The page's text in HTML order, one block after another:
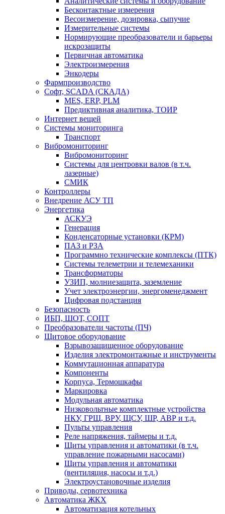
Бесконтактные измерения
Весоизмерение, дозировка, сыпучие
Измерительные системы
Нормирующие преобразователи и барьеры
искрозащиты
Первичная автоматика
Электроизмерения
Энкодеры
Фармпроизводство
Софт, SCADA (СКАДА)
MES, ERP, PLM
Предиктивная аналитика, ТОИР
Интернет вещей
Системы мониторинга
Транспорт
Вибромониторинг
Вибромониторинг
Системы для центровки валов (в т.ч.
лазерные)
СМИК
Контроллеры
Внедрение АСУ ТП
Энергетика
АСКУЭ
Генерация
Конденсаторные установки (КРМ)
ПАЗ и РЗА
Программно технические комплексы (ПТК)
Системы телеметрии и телемеханики
Трансформаторы
УЗИП, молниезащита, заземление
Учет электроэнергии, энергоменеджмент
Цифровая подстанция
Безопасность
ИБП, ШОТ, СОПТ
Преобразователи частоты (ПЧ)
Щитовое оборудование
Взрывозащищенное оборудование
Изделия электромонтажные и инструменты
Коммутационная аппаратура
Компоненты
Корпуса, Термошкафы
Маркировка
Модульная автоматика
Низковольтные комплектные устройства
НКУ, ГРЩ, ВРУ, ЩСУ, ШР, АВР и т.д.
Пульты управления
Реле напряжения, таймеры и т.д.
Щиты управления и автоматики (в т.ч.
управление пожарными насосами)
Щиты управления и автоматики
(вентиляция, насосы и т.д.)
Электроустановочные изделия
Приводы, сервотехника
Автоматика ЖКХ
Автоматизация котельных